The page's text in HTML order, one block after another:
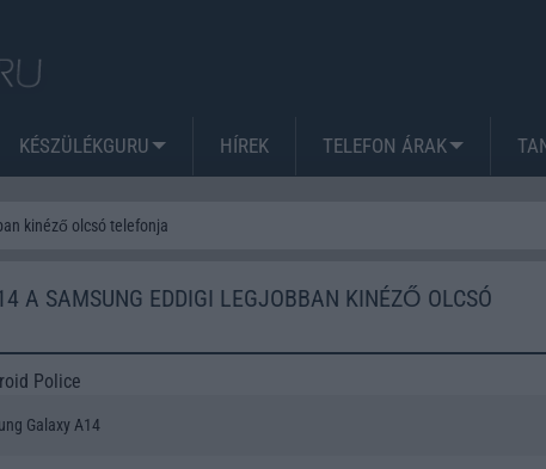
KÉSZÜLÉKGURU HÍREK TELEFON ÁRAK
kinéző olcsó telefonja
A SAMSUNG EDDIGI LEGJOBBAN KINÉZŐ OLCSÓ
Police
Galaxy A14